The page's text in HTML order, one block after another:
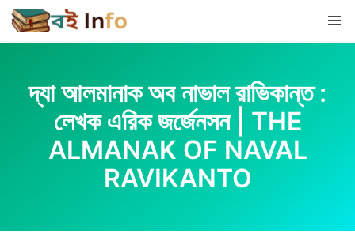
Skip
to
content
দ্যা আলমানাক অব নাভাল রাভিকান্ত :
লেখক এরিক জর্জেনসন | THE
ALMANAK OF NAVAL
RAVIKANTO